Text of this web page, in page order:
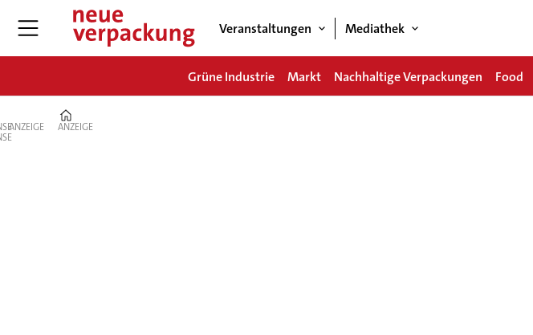
Veranstaltungen Mediathek
Grüne Industrie Markt Nachhaltige Verpackungen Food
ANZEIGE ANZEIGE